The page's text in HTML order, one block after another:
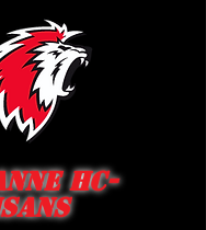
HC-